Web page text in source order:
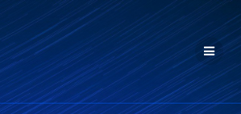
Перейти
к
контенту